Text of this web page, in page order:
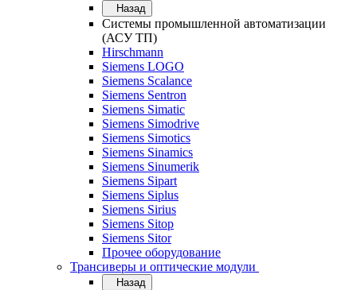
Назад
Системы промышленной автоматизации
(АСУ ТП)
Hirschmann
Siemens LOGO
Siemens Scalance
Siemens Sentron
Siemens Simatic
Siemens Simodrive
Siemens Simotics
Siemens Sinamics
Siemens Sinumerik
Siemens Sipart
Siemens Siplus
Siemens Sirius
Siemens Sitop
Siemens Sitor
Прочее оборудование
Трансиверы и оптические модули
Назад